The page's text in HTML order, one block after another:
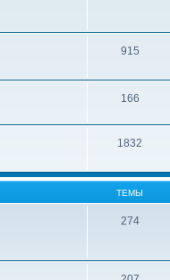
915
166
1832
ТЕМЫ
274